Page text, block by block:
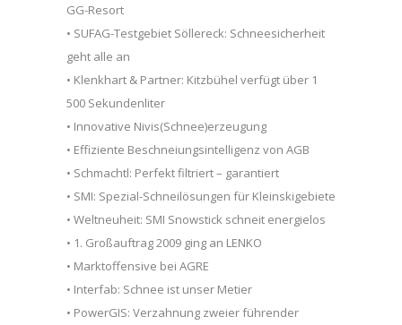
GG-Resort
• SUFAG-Testgebiet Söllereck: Schneesicherheit
geht alle an
• Klenkhart & Partner: Kitzbühel verfügt über 1
500 Sekundenliter
• Innovative Nivis(Schnee)erzeugung
• Effiziente Beschneiungsintelligenz von AGB
• Schmachtl: Perfekt filtriert – garantiert
• SMI: Spezial-Schneilösungen für Kleinskigebiete
• Weltneuheit: SMI Snowstick schneit energielos
• 1. Großauftrag 2009 ging an LENKO
• Marktoffensive bei AGRE
• Interfab: Schnee ist unser Metier
• PowerGIS: Verzahnung zweier führender